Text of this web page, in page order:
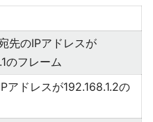
先のIPアドレスが
のフレーム
アドレスが192.168.1.2の